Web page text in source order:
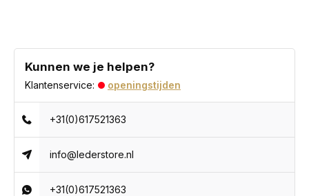
Kunnen we je helpen?
Klantenservice: openingstijden
+31(0)617521363
info@lederstore.nl
+31(0)617521363